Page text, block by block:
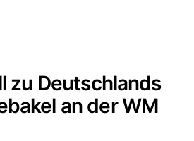
zu Deutschlands
an der WM